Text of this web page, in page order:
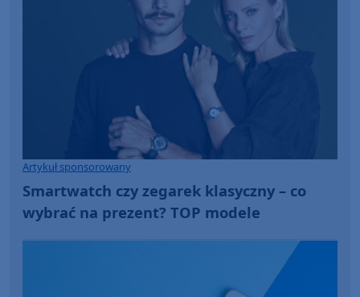
Artykuł sponsorowany
Smartwatch czy zegarek klasyczny – co
wybrać na prezent? TOP modele